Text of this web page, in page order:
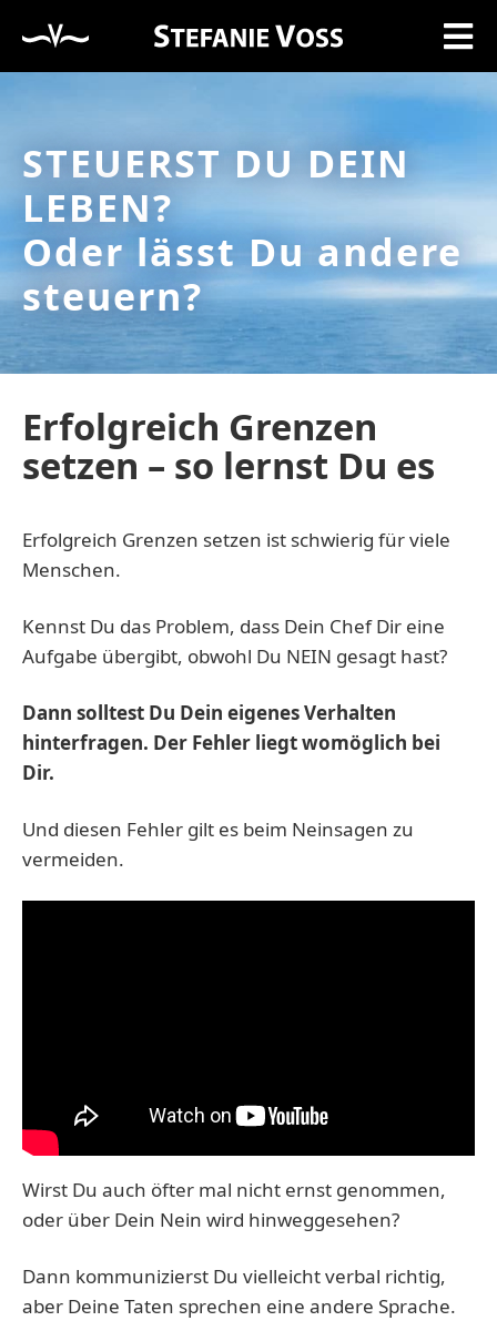
STEUERST DU DEIN
LEBEN?
Oder lässt Du andere
steuern?
Erfolgreich Grenzen
setzen – so lernst Du es
Erfolgreich Grenzen setzen ist schwierig für viele
Menschen.
Kennst Du das Problem, dass Dein Chef Dir eine
Aufgabe übergibt, obwohl Du NEIN gesagt hast?
Dann solltest Du Dein eigenes Verhalten
hinterfragen. Der Fehler liegt womöglich bei
Dir.
Und diesen Fehler gilt es beim Neinsagen zu
vermeiden.
Wirst Du auch öfter mal nicht ernst genommen,
oder über Dein Nein wird hinweggesehen?
Dann kommunizierst Du vielleicht verbal richtig,
aber Deine Taten sprechen eine andere Sprache.